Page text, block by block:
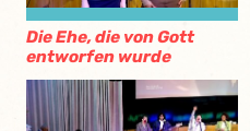
Die Ehe, die von Gott
entworfen wurde